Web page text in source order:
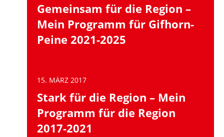
Gemeinsam für die Region –
Mein Programm für Gifhorn-
Peine 2021-2025
15. MÄRZ 2017
Stark für die Region – Mein
Programm für die Region
2017-2021